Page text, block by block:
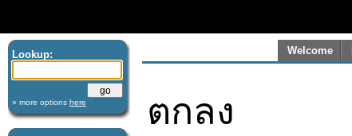
Lookup:
» more options here
Welcome
ตกลง